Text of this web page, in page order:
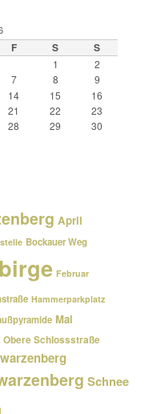
F S S
1
2
7 8
9
14 15
16
21 22
23
28 29
30
April
Bockauer Weg
Februar
Hammerparkplatz
Mai
Obere Schlossstraße
Schnee